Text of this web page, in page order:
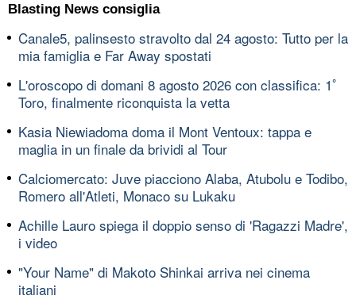
Blasting News consiglia
Canale5, palinsesto stravolto dal 24 agosto: Tutto per la
mia famiglia e Far Away spostati
L'oroscopo di domani 8 agosto 2026 con classifica: 1ﾟ
Toro, finalmente riconquista la vetta
Kasia Niewiadoma doma il Mont Ventoux: tappa e
maglia in un finale da brividi al Tour
Calciomercato: Juve piacciono Alaba, Atubolu e Todibo,
Romero all'Atleti, Monaco su Lukaku
Achille Lauro spiega il doppio senso di 'Ragazzi Madre',
i video
"Your Name" di Makoto Shinkai arriva nei cinema
italiani